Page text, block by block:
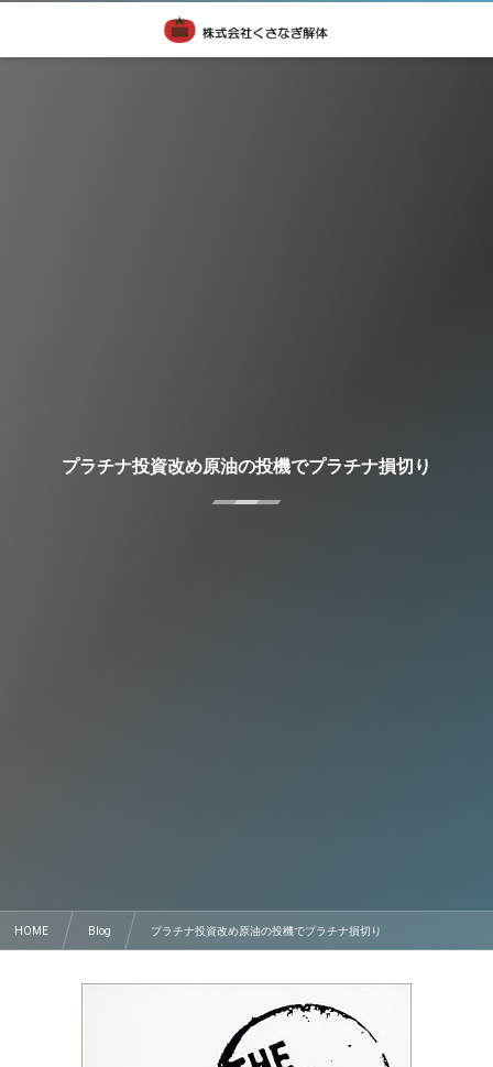
プラチナ投資改め原油の投機でプラチナ損切り
HOME Blog プラチナ投資改め原油の投機でプラチナ損切り